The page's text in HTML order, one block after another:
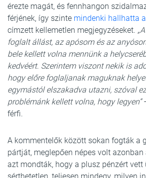
érezte magát, és fennhangon
férjének, így szinte mindenki hallhatta
címzett kellemetlen megjegyzéseket.
foglalt állást, az apósom és az
bele kellett volna mennünk a
kedvéért. Szerintem viszont nekik is
hogy előre foglaljanak maguknak
egymástól elszakadva utazni, szóval
problémánk kellett volna, hogy legyen”
férfi.
A kommentelők között sokan fogták a
pártját, meglepően népes volt
azt mondták, hogy a plusz pénzért vett